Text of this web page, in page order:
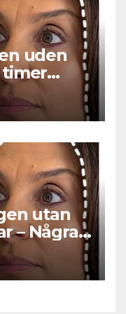
uden
timer
utan
– Några
alla